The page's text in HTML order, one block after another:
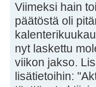
Viimeksi hain
päätöstä oli
nyt laskettu
viikon jakso.
lisätietoihin: